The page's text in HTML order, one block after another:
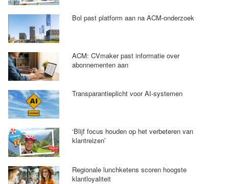
Bol past platform aan na ACM-onderzoek
ACM: CVmaker past informatie over
abonnementen aan
Transparantieplicht voor AI-systemen
‘Blijf focus houden op het verbeteren van
klantreizen’
Regionale lunchketens scoren hoogste
klantloyaliteit